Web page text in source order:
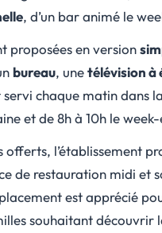
, d’un bar animé le
proposées en version
bureau, unetélévision à
chaque matin dans
et de 8h à 10h le
offerts, l’établissement
de restauration midi et
est apprécié
souhaitant découvrir